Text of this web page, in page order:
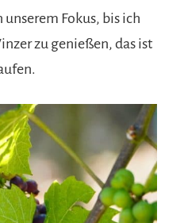
Fokus, bis ich
zu genießen, das ist